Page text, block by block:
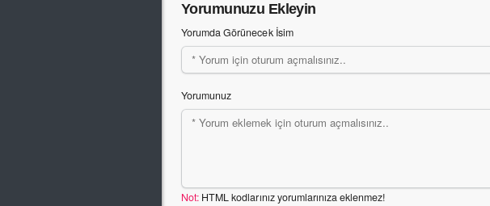
Yorumunuzu Ekleyin
Yorumda Görünecek İsim
Yorumunuz
Not: HTML kodlarınız yorumlarınıza eklenmez!